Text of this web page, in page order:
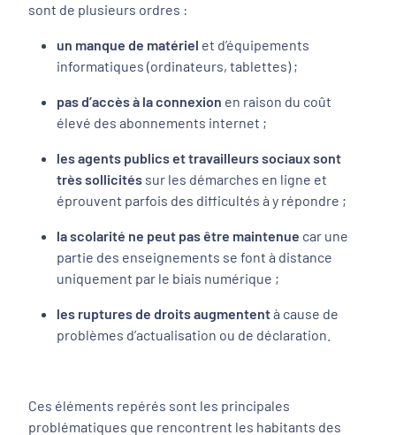
sont de plusieurs ordres :
un manque de matériel et d’équipements
informatiques (ordinateurs, tablettes) ;
pas d’accès à la connexion en raison du coût
élevé des abonnements internet ;
les agents publics et travailleurs sociaux sont
très sollicités sur les démarches en ligne et
éprouvent parfois des difficultés à y répondre ;
la scolarité ne peut pas être maintenue car une
partie des enseignements se font à distance
uniquement par le biais numérique ;
les ruptures de droitsaugmententà cause de
problèmes d’actualisation ou de déclaration.
Ces éléments repérés sont les principales
problématiques que rencontrent les habitants des